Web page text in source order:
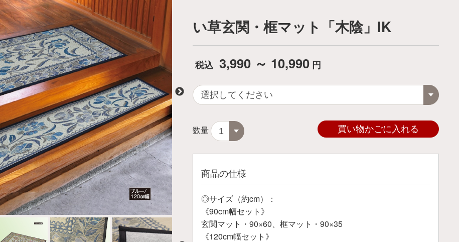
い草玄関・框マット「木陰」IK
税込 3,990 ～ 10,990 円
数量 買い物かごに入れる
商品の仕様
◎サイズ（約cm）：
《90cm幅セット》
玄関マット・90×60、框マット・90×35
《120cm幅セット》